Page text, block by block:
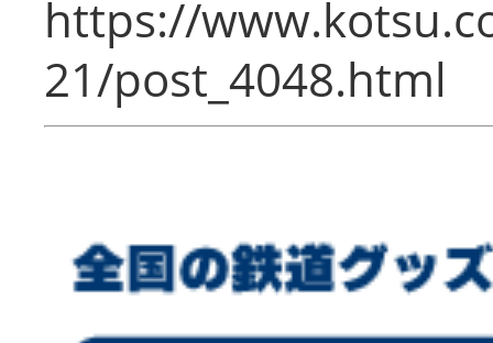
https://
21/post_4048.html